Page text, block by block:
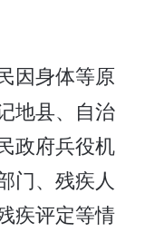
因身体等原
地县、自治
政府兵役机
门、残疾人
疾评定等情